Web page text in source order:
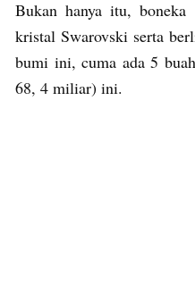
Bukan hanya itu,
kristal Swarovski serta
bumi ini, cuma ada 5
68, 4 miliar) ini.